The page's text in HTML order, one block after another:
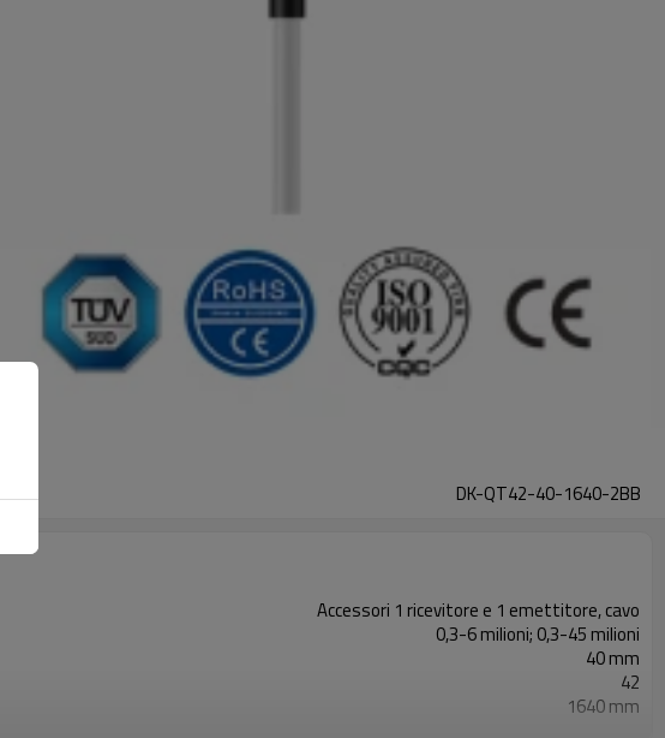
DK-QT42-40-1640-2BB
Accessori 1 ricevitore e 1 emettitore, cavo
0,3-6 milioni; 0,3-45 milioni
40 mm
42
1640 mm